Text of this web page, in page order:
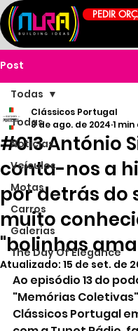
PEDIR
Post
Todas
Notícias
Veículos
Motas
Carros
Galerias
The Day Of Elegance
Todas
#013 António
conta-nos a
por detrás do
muito
"bolinhas
Clássicos Portugal
8 de ago. de 2024 1
Atualizado: 15 de set. de
Ao episódio 13 do
"Memórias
Clássicos Portugal